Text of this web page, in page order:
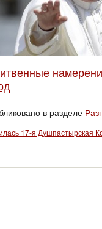
в разделе
17-я Душпастырская